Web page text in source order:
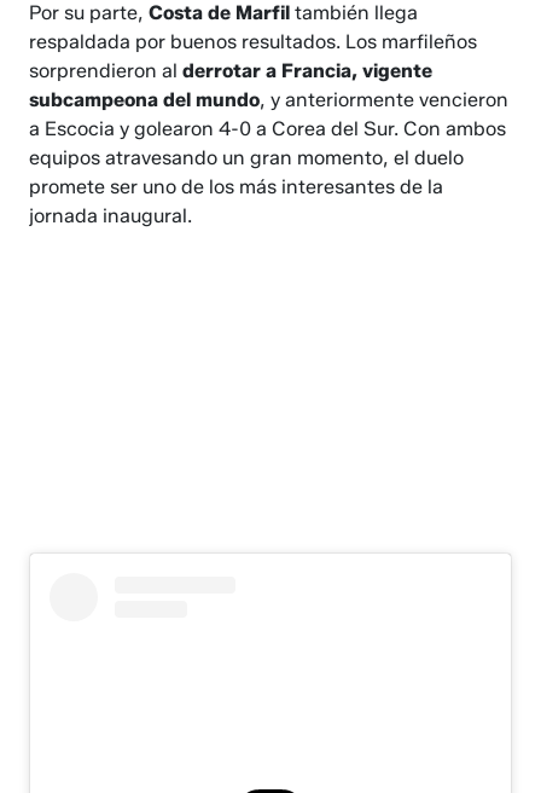
Por su parte,Costa de Marfil también llega
respaldada por buenos resultados. Los marfileños
sorprendieron alderrotar a Francia, vigente
subcampeona del mundo, y anteriormente vencieron
a Escocia y golearon 4-0 a Corea del Sur. Con ambos
equipos atravesando un gran momento, el duelo
promete ser uno de los más interesantes de la
jornada inaugural.